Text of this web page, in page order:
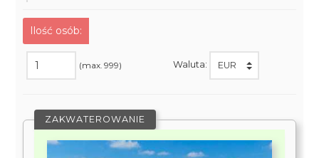
Ilość osób:
(max. 999) Waluta:
ZAKWATEROWANIE